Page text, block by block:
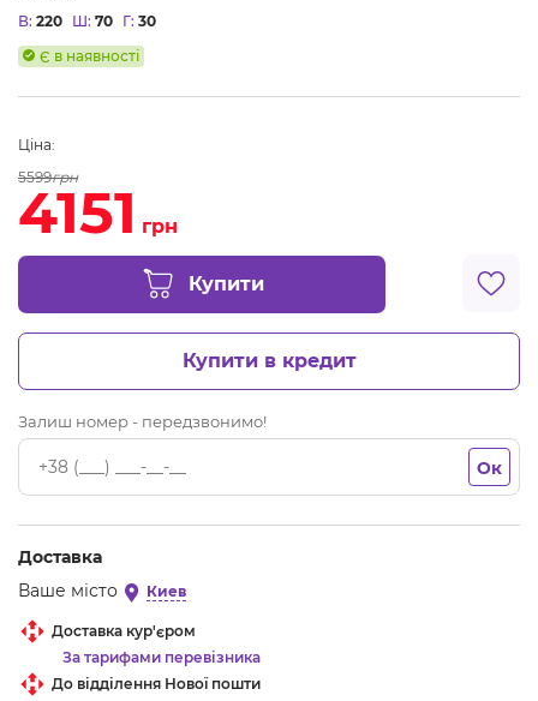
В: 220 Ш: 70 Г: 30
Є в наявності
Ціна:
5599грн
4151 грн
Купити
Купити в кредит
Залиш номер - передзвонимо!
Ок
Доставка
Ваше місто
Киев
Доставка кур'єром
За тарифами перевізника
До відділення Нової пошти